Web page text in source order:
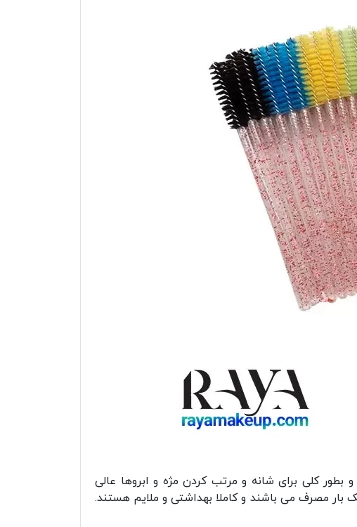
کلی برای شانه و مرتب کردن مژه و ابروها عالی
بار مصرف می باشند و کاملا بهداشتی و ملایم هستند.